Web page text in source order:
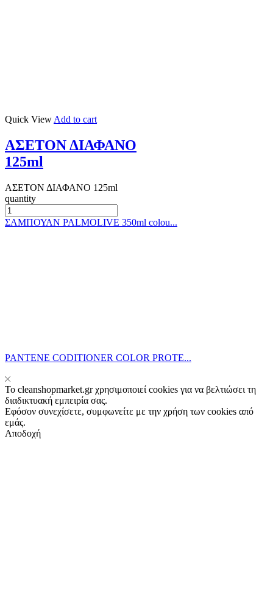
Quick View Add to cart
ΑΣΕΤΟΝ ΔΙΑΦΑΝΟ
125ml
ΑΣΕΤΟΝ ΔΙΑΦΑΝΟ 125ml
quantity
ΣΑΜΠΟΥΑΝ PALMOLIVE 350ml colou...
PANTENE CODITIONER COLOR PROTE...
Το cleanshopmarket.gr χρησιμοποιεί cookies για να βελτιώσει τη
διαδικτυακή εμπειρία σας.
Εφόσον συνεχίσετε, συμφωνείτε με την χρήση των cookies από
εμάς.
Αποδοχή